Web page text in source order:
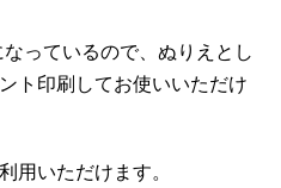
っているので、ぬりえとし
ト印刷してお使いいただけ
用いただけます。